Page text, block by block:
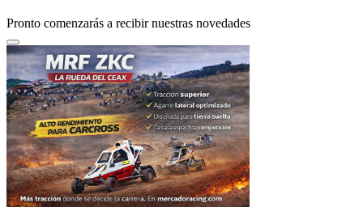
Pronto comenzarás a recibir nuestras novedades